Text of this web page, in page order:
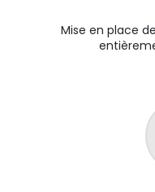
Mise en place de